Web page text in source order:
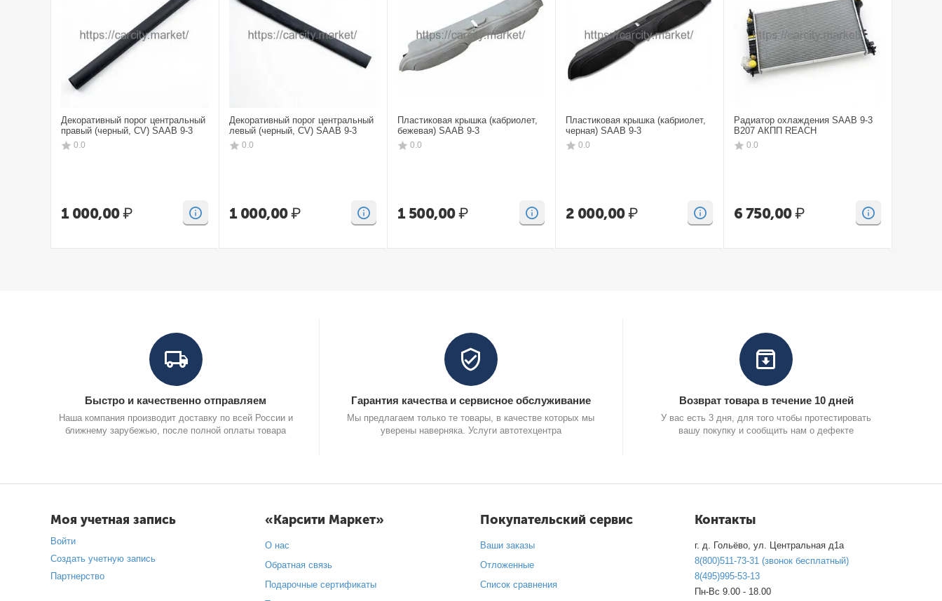
Декоративный порог центральный
правый (черный, CV) SAAB 9-3
0.0
1 000,00₽
Декоративный порог центральный
левый (черный, CV) SAAB 9-3
0.0
1 000,00₽
Пластиковая крышка (кабриолет,
бежевая) SAAB 9-3
0.0
1 500,00₽
Пластиковая крышка (кабриолет,
черная) SAAB 9-3
0.0
2 000,00₽
Радиатор охлаждения SAAB 9-3
B207 АКПП REACH
0.0
6 750,00₽
Быстро и качественно отправляем
Наша компания производит доставку по всей России и
ближнему зарубежью, после полной оплаты товара
Гарантия качества и сервисное обслуживание
Мы предлагаем только те товары, в качестве которых мы
уверены наверняка. Услуги автотехцентра
Возврат товара в течение 10 дней
У вас есть 3 дня, для того чтобы протестировать
вашу покупку и сообщить нам о дефекте
Моя учетная запись
Войти
Создать учетную запись
Партнерство
«Карсити Маркет»
О нас
Обратная связь
Подарочные сертификаты
Покупательский сервис
Ваши заказы
Отложенные
Список сравнения
Контакты
г. д. Гольёво, ул. Центральная д1а
8(800)511-73-31 (звонок бесплатный)
8(495)995-53-13
Пн-Вс 9.00 - 18.00